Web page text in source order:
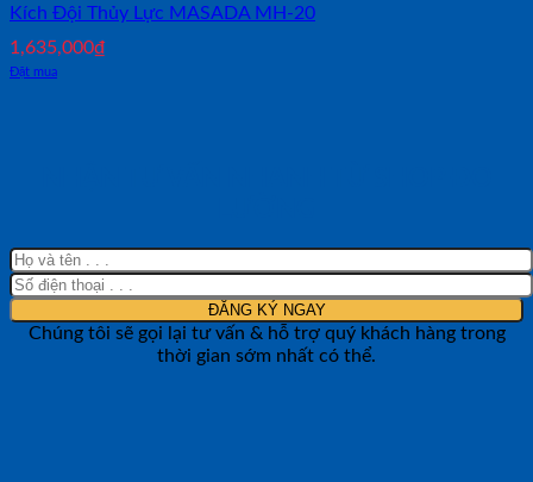
Kích Đội Thủy Lực MASADA MH-20
1,635,000₫
Đặt mua
Chúng tôi sẽ gọi lại tư vấn & hỗ trợ quý khách hàng trong
thời gian sớm nhất có thể.